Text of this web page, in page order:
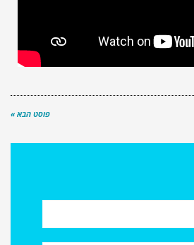
פוסט הבא »